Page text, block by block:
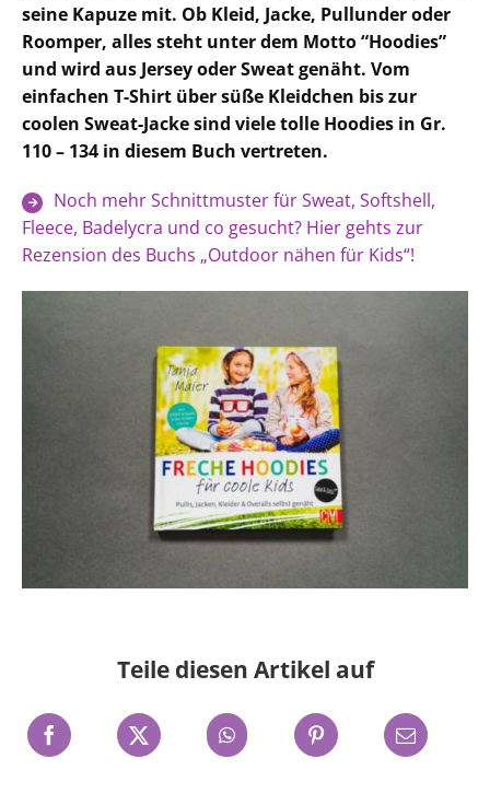
seine Kapuze mit. Ob Kleid, Jacke, Pullunder oder
Roomper, alles steht unter dem Motto “Hoodies”
und wird aus Jersey oder Sweat genäht. Vom
einfachen T-Shirt über süße Kleidchen bis zur
coolen Sweat-Jacke sind viele tolle Hoodies in Gr.
110 – 134 in diesem Buch vertreten.
Noch mehr Schnittmuster für Sweat, Softshell,
Fleece, Badelycra und co gesucht? Hier gehts zur
Rezension des Buchs „Outdoor nähen für Kids“!
Teile diesen Artikel auf